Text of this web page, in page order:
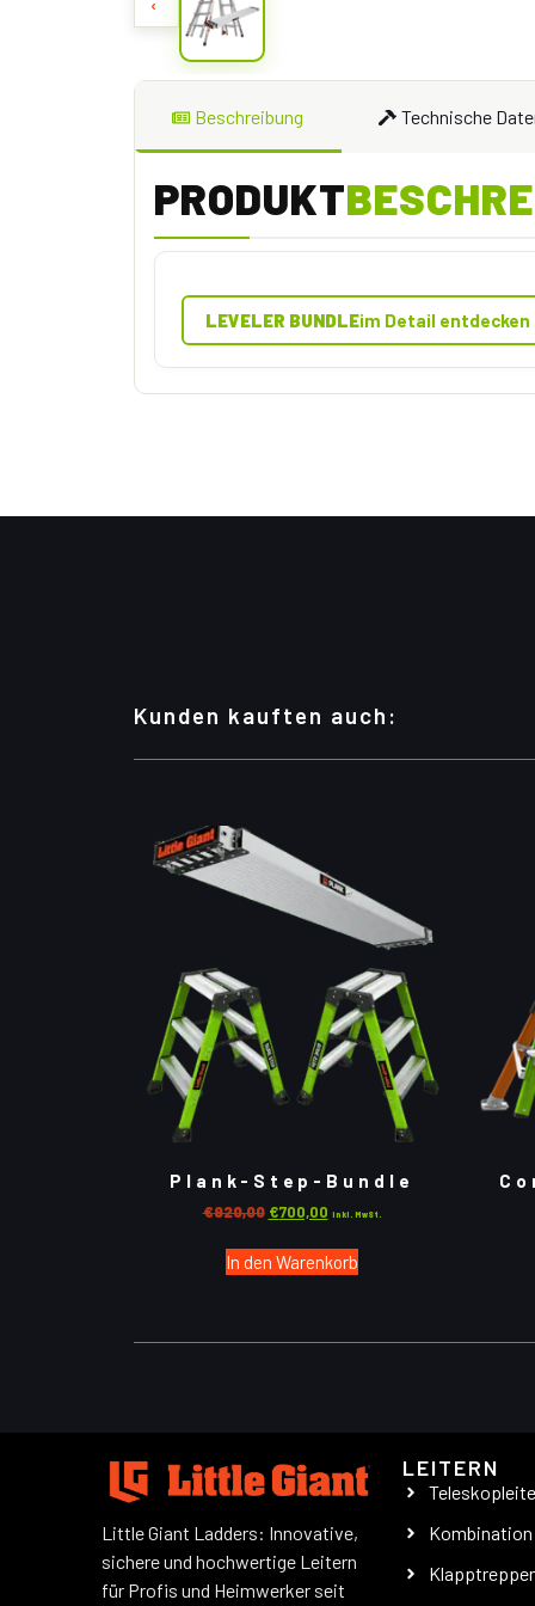
Beschreibung Technische
PRODUKT
LEVELER BUNDLEim Detail entdecken
Kunden kauften auch:
Plank-Step-Bundle
€920,00 €700,00 inkl. MwSt.
In den Warenkorb
Little Giant Ladders: Innovative,
sichere und hochwertige Leitern
für Profis und Heimwerker seit
LEITERN
Kombination